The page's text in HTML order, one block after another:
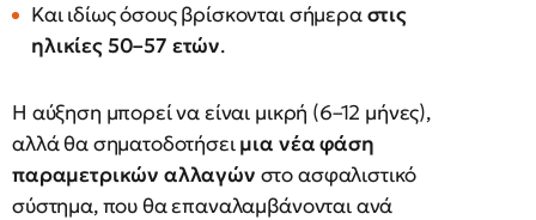
Και ιδίως όσους βρίσκονται σήμεραστις
ηλικίες 50–57 ετών.
Η αύξηση μπορεί να είναι μικρή (6–12 μήνες),
αλλά θα σηματοδοτήσειμια νέα φάση
παραμετρικών αλλαγών στο ασφαλιστικό
σύστημα, που θα επαναλαμβάνονται ανά